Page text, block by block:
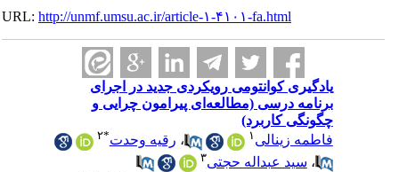
URL:http://unmf.umsu.ac.ir/article-۱-۴۱۰۱-fa.html
یادگیری کوانتومی رویکردی جدید در اجرای
برنامه درسی (مطالعه‌ای پیرامون چرایی و
چگونگی کاربرد)
فاطمه زینالی
،رقیه وحدت* ۲
،سید عبداله حجتی